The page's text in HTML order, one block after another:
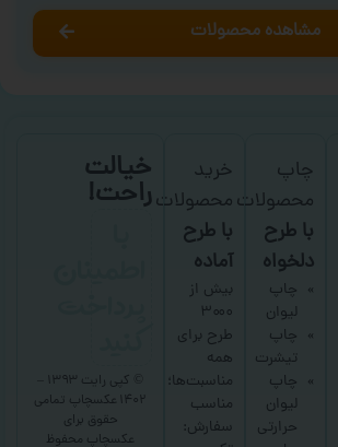
مشاهده محصولات
چاپ
محصولات
با طرح
دلخواه
چاپ
لیوان
چاپ
تیشرت
چاپ
لیوان
حرارتی
خرید
محصولات
با طرح
آماده
بیش از
۳۰۰۰
طرح برای
همه
مناسبت‌ها؛
مناسب
سفارش:
خیالت
راحت!
۱۴۰۲ عکسچاپ
تمامی
حقوق برای
عکسچاپ محفوظ